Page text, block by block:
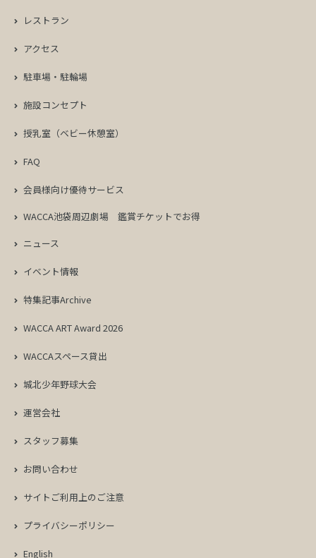
レストラン
アクセス
駐車場・駐輪場
施設コンセプト
授乳室（ベビー休憩室）
FAQ
会員様向け優待サービス
WACCA池袋周辺劇場 鑑賞チケットでお得
ニュース
イベント情報
特集記事Archive
WACCA ART Award 2026
WACCAスペース貸出
城北少年野球大会
運営会社
スタッフ募集
お問い合わせ
サイトご利用上のご注意
プライバシーポリシー
English